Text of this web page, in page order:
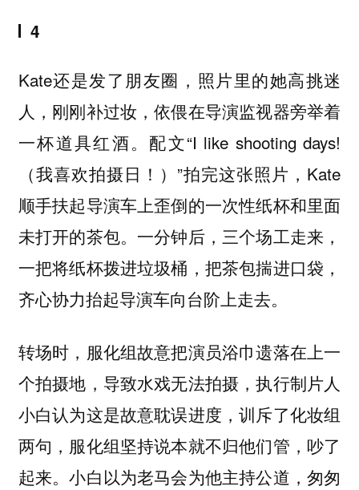
4
Kate还是发了朋友圈，照片里的她高挑迷
人，刚刚补过妆，依偎在导演监视器旁举着
一杯道具红酒。配文“I like shooting days!
（我喜欢拍摄日！）”拍完这张照片，Kate
顺手扶起导演车上歪倒的一次性纸杯和里面
未打开的茶包。一分钟后，三个场工走来，
一把将纸杯拨进垃圾桶，把茶包揣进口袋，
齐心协力抬起导演车向台阶上走去。
转场时，服化组故意把演员浴巾遗落在上一
个拍摄地，导致水戏无法拍摄，执行制片人
小白认为这是故意耽误进度，训斥了化妆组
两句，服化组坚持说本就不归他们管，吵了
起来。小白以为老马会为他主持公道，匆匆